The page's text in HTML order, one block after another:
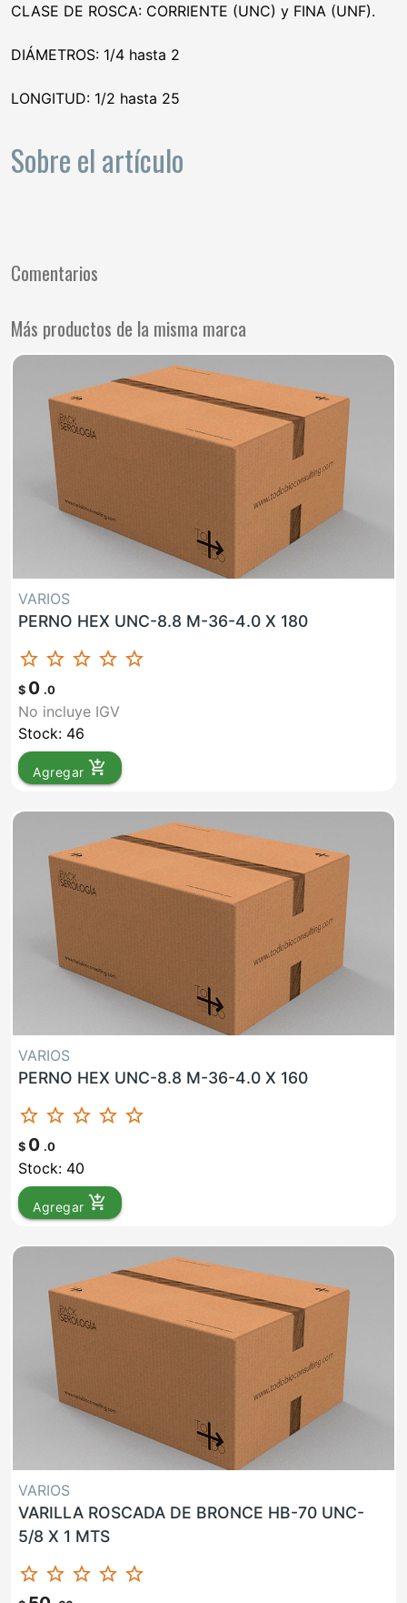
CLASE DE ROSCA: CORRIENTE (UNC) y FINA (UNF).
DIÁMETROS: 1/4 hasta 2
LONGITUD: 1/2 hasta 25
Sobre el artículo
Comentarios
Más productos de la misma marca
VARIOS
PERNO HEX UNC-8.8 M-36-4.0 X 180
star_border star_border star_border star_border star_border
$ 0 .0
No incluye IGV
Stock: 46
Agregar add_shopping_cart
VARIOS
PERNO HEX UNC-8.8 M-36-4.0 X 160
star_border star_border star_border star_border star_border
$ 0 .0
Stock: 40
Agregar add_shopping_cart
VARIOS
VARILLA ROSCADA DE BRONCE HB-70 UNC-
5/8 X 1 MTS
star_border star_border star_border star_border star_border